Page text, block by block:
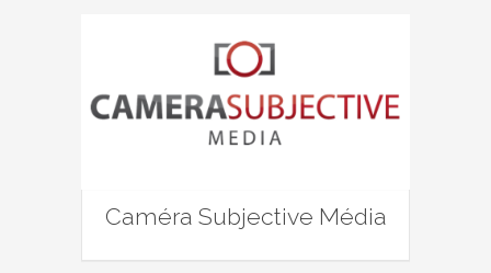
Caméra Subjective Média